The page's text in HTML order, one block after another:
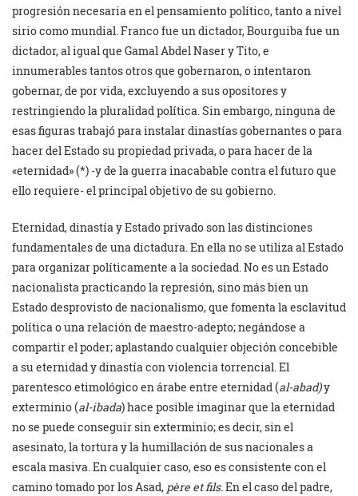
progresión necesaria en el pensamiento político, tanto a nivel
sirio como mundial. Franco fue un dictador, Bourguiba fue un
dictador, al igual que Gamal Abdel Naser y Tito, e
innumerables tantos otros que gobernaron, o intentaron
gobernar, de por vida, excluyendo a sus opositores y
restringiendo la pluralidad política. Sin embargo, ninguna de
esas figuras trabajó para instalar dinastías gobernantes o para
hacer del Estado su propiedad privada, o para hacer de la
«eternidad» (*) -y de la guerra inacabable contra el futuro que
ello requiere- el principal objetivo de su gobierno.
Eternidad, dinastía y Estado privado son las distinciones
fundamentales de una dictadura. En ella no se utiliza al Estado
para organizar políticamente a la sociedad. No es un Estado
nacionalista practicando la represión, sino más bien un
Estado desprovisto de nacionalismo, que fomenta la esclavitud
política o una relación de maestro-adepto; negándose a
compartir el poder; aplastando cualquier objeción concebible
a su eternidad y dinastía con violencia torrencial. El
parentesco etimológico en árabe entre eternidad (al-abad)y
exterminio (al-ibada) hace posible imaginar que la eternidad
no se puede conseguir sin exterminio; es decir, sin el
asesinato, la tortura y la humillación de sus nacionales a
escala masiva. En cualquier caso, eso es consistente con el
camino tomado por los Asad, père et fils.En el caso del padre,